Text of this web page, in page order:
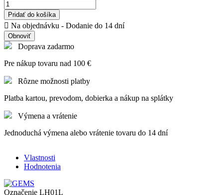
Pridať do košíka
 Na objednávku - Dodanie do 14 dní
Doprava zadarmo
Pre nákup tovaru nad 100 €
Rôzne možnosti platby
Platba kartou, prevodom, dobierka a nákup na splátky
Výmena a vrátenie
Jednoduchá výmena alebo vrátenie tovaru do 14 dní
Vlastnosti
Hodnotenia
Označenie LH01L